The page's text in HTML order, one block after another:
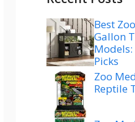
Best
Gallon
Picks
Zoo
Reptile